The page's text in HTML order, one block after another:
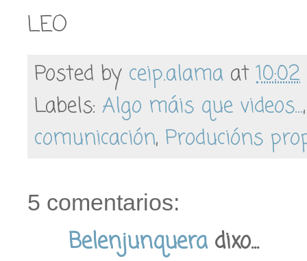
LEO
Posted by ceip.alama at10:02
Labels: Algo máis que videos...
comunicación, Producións
5 comentarios:
Belenjunqueradixo...